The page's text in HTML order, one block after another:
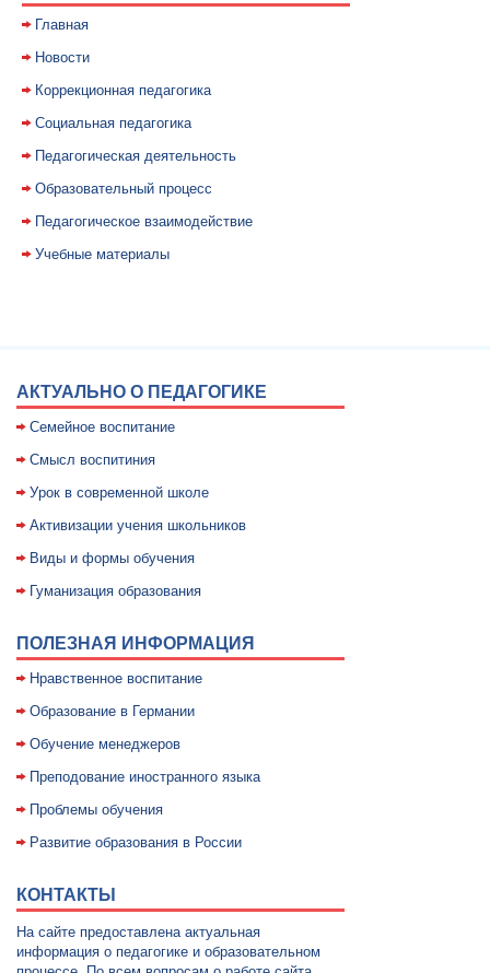
Главная
Новости
Коррекционная педагогика
Социальная педагогика
Педагогическая деятельность
Образовательный процесс
Педагогическое взаимодействие
Учебные материалы
АКТУАЛЬНО О ПЕДАГОГИКЕ
Семейное воспитание
Смысл воспитиния
Уpок в совpеменной школе
Активизации учения школьников
Виды и формы обучения
Гуманизация образования
ПОЛЕЗНАЯ ИНФОРМАЦИЯ
Нравственное воспитание
Образование в Германии
Обучение менеджеров
Преподование иностранного языка
Проблемы обучения
Развитие образования в России
КОНТАКТЫ
На сайте предоставлена актуальная
информация о педагогике и образовательном